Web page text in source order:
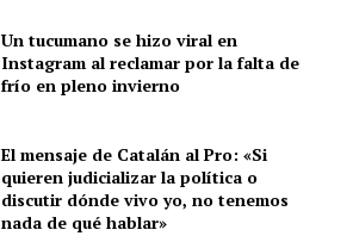
Un tucumano se hizo viral en
Instagram al reclamar por la falta de
frío en pleno invierno
El mensaje de Catalán al Pro: «Si
quieren judicializar la política o
discutir dónde vivo yo, no tenemos
nada de qué hablar»